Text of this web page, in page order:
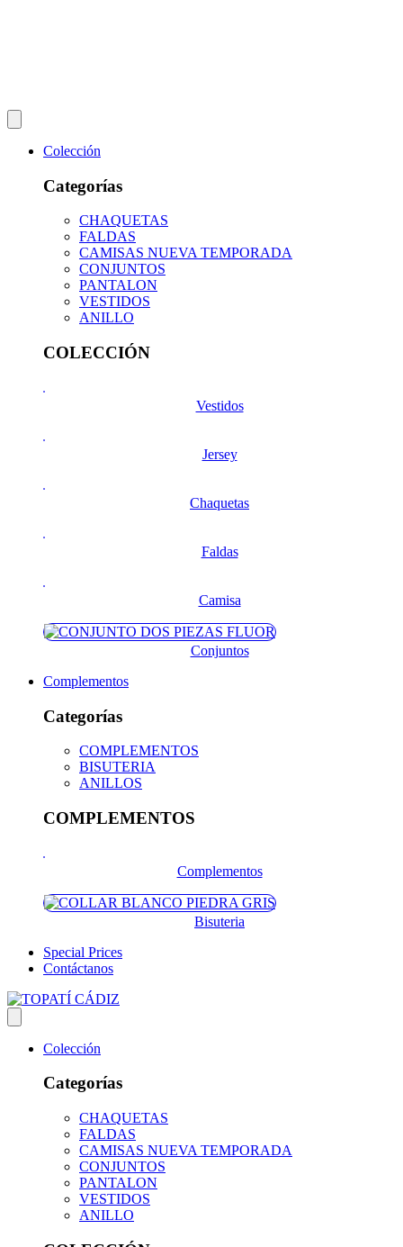
Colección
Categorías
CHAQUETAS
FALDAS
CAMISAS NUEVA TEMPORADA
CONJUNTOS
PANTALON
VESTIDOS
ANILLO
COLECCIÓN
Vestidos
Jersey
Chaquetas
Faldas
Camisa
Conjuntos
Complementos
Categorías
COMPLEMENTOS
BISUTERIA
ANILLOS
COMPLEMENTOS
Complementos
Bisuteria
Special Prices
Contáctanos
Colección
Categorías
CHAQUETAS
FALDAS
CAMISAS NUEVA TEMPORADA
CONJUNTOS
PANTALON
VESTIDOS
ANILLO